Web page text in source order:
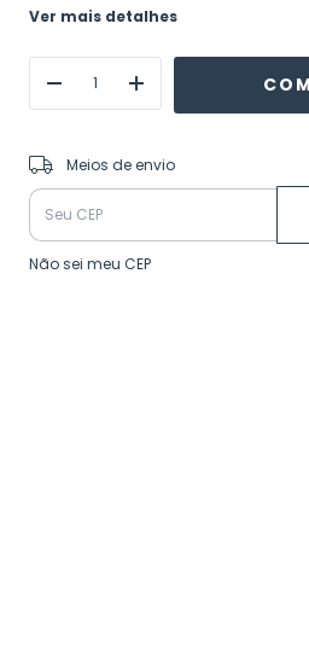
Ver mais detalhes
Entregas para o CEP:
Meios de envio
Não sei meu CEP